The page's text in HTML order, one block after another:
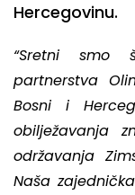
Hercegovinu.
“Sretni smo
partnerstva
Bosni i
obilježavanja
održavanja
Naša